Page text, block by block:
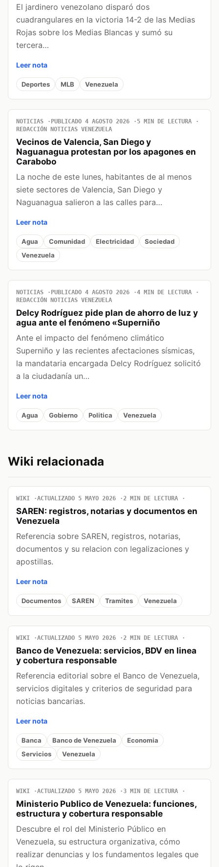
El jardinero venezolano disparó dos
cuadrangulares en la victoria 14-2 de las Medias
Rojas sobre los Medias Blancas y sumó su
tercera…
Leer nota
Deportes MLB Venezuela
NOTICIAS PUBLICADO 4 AGOSTO 2026
5 MIN DE LECTURA
REDACCIÓN NOTICIAS VENEZUELA
Vecinos de Valencia, San Diego y
Naguanagua protestan por los apagones en
Carabobo
La noche de este lunes, habitantes de al menos
siete sectores de Valencia, San Diego y
Naguanagua salieron a las calles para…
Leer nota
Agua Comunidad Electricidad
Sociedad
Venezuela
NOTICIAS PUBLICADO 4 AGOSTO 2026
4 MIN DE LECTURA
REDACCIÓN NOTICIAS VENEZUELA
Delcy Rodríguez pide plan de ahorro de luz y
agua ante el fenómeno «Superniño
Ante el impacto del fenómeno climático
Superniño y las recientes afectaciones sísmicas,
la mandataria encargada Delcy Rodríguez solicitó
a la ciudadanía un…
Leer nota
Agua Gobierno Politica Venezuela
Wiki relacionada
WIKI ACTUALIZADO 5 MAYO 2026 2 MIN DE LECTURA
SAREN: registros, notarias y documentos en
Venezuela
Referencia sobre SAREN, registros, notarias,
documentos y su relacion con legalizaciones y
apostillas.
Leer nota
Documentos SAREN Tramites Venezuela
WIKI ACTUALIZADO 5 MAYO 2026 2 MIN DE LECTURA
Banco de Venezuela: servicios, BDV en linea
y cobertura responsable
Referencia editorial sobre el Banco de Venezuela,
servicios digitales y criterios de seguridad para
noticias bancarias.
Leer nota
Banca Banco de Venezuela
Economia
Servicios
Venezuela
WIKI ACTUALIZADO 5 MAYO 2026 3 MIN DE LECTURA
Ministerio Publico de Venezuela: funciones,
estructura y cobertura responsable
Descubre el rol del Ministerio Público en
Venezuela, su estructura organizativa, cómo
realizar denuncias y los fundamentos legales que